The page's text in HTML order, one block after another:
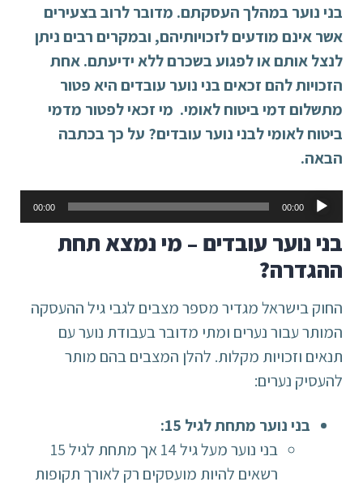
בני נוער במהלך העסקתם. מדובר לרוב בצעירים
אשר אינם מודעים לזכויותיהם, ובמקרים רבים ניתן
לנצל אותם או לפגוע בשכרם ללא ידיעתם. אחת
הזכויות להם זכאים בני נוער עובדים היא פטור
מתשלום דמי ביטוח לאומי. מי זכאי לפטור מדמי
ביטוח לאומי לבני נוער עובדים? על כך בכתבה
הבאה.
אודיו
00:00
00:00
בני נוער עובדים – מי נמצא תחת
ההגדרה?
החוק בישראל מגדיר מספר מצבים לגבי גיל ההעסקה
המותר עבור נערים ומתי מדובר בעבודת נוער עם
תנאים וזכויות מקלות. להלן המצבים בהם מותר
להעסיק נערים:
בני נוער מתחת לגיל 15:
בני נוער מעל גיל 14 אך מתחת לגיל 15
רשאים להיות מועסקים רק לאורך תקופות